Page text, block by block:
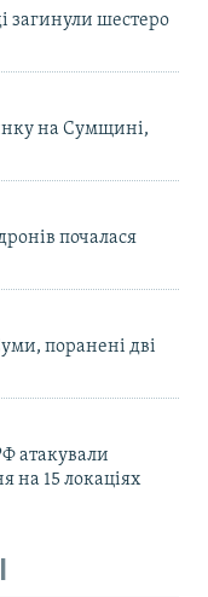
загинули шестеро
на Сумщині,
почалася
поранені дві
атакували
на 15 локаціях